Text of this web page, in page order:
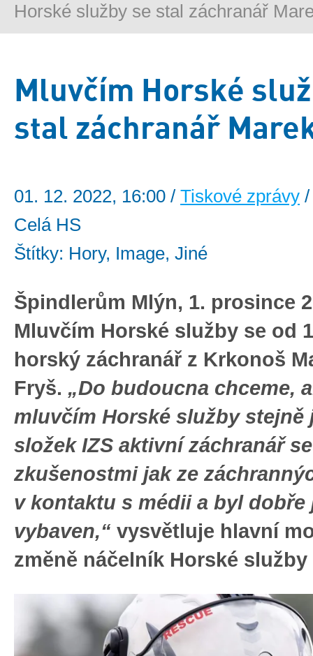
Horské služby se stal záchranář
Mluvčím Horské
stal záchranář
01. 12. 2022, 16:00 / Tiskové zprávy
Celá HS
Štítky: Hory, Image, Jiné
Špindlerům Mlýn, 1. prosince
Mluvčím Horské služby se od
horský záchranář z Krkonoš
Fryš. „Do budoucna chceme,
mluvčím Horské služby stejně
složek IZS aktivní záchranář se
zkušenostmi jak ze
v kontaktu s médii a byl dobře
vybaven,“ vysvětluje hlavní
změně náčelník Horské služby